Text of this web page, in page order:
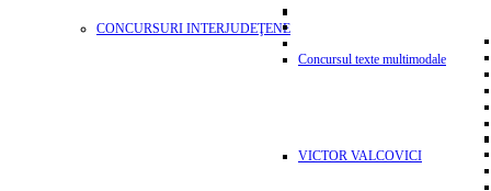
CONCURSURI INTERJUDEŢENE
Concursul texte multimodale
VICTOR VALCOVICI